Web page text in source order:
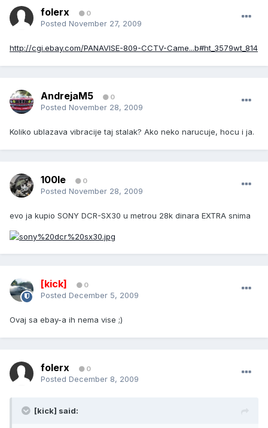
folerx 0
Posted November 27, 2009
http://cgi.ebay.com/PANAVISE-809-CCTV-Came...b#ht_3579wt_814
AndrejaM5 0
Posted November 28, 2009
Koliko ublazava vibracije taj stalak? Ako neko narucuje, hocu i ja.
100le 0
Posted November 28, 2009
evo ja kupio SONY DCR-SX30 u metrou 28k dinara EXTRA snima
[kick] 0
Posted December 5, 2009
Ovaj sa ebay-a ih nema vise ;)
folerx 0
Posted December 8, 2009
[kick] said: